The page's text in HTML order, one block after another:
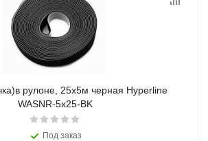
рулоне, 25х5м черная Hyperline
WASNR-5x25-BK
Под заказ